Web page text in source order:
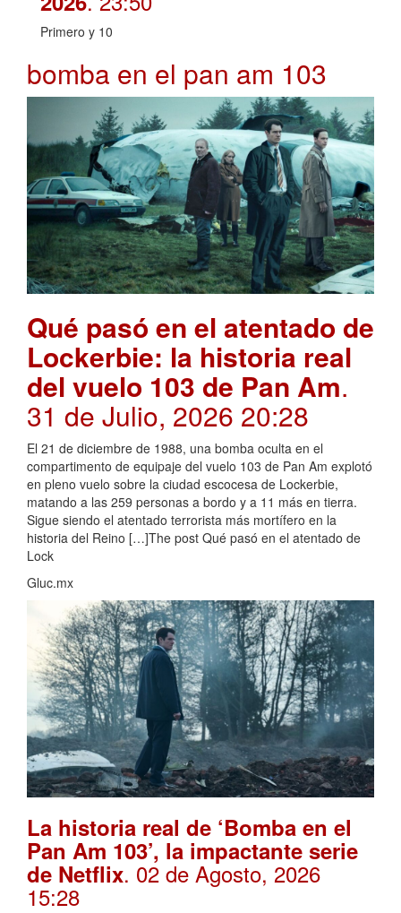
Primero y 10
bomba en el pan am 103
Qué pasó en el atentado de
Lockerbie: la historia real
del vuelo 103 de Pan Am.
31 de Julio, 2026 20:28
El 21 de diciembre de 1988, una bomba oculta en el
compartimento de equipaje del vuelo 103 de Pan Am explotó
en pleno vuelo sobre la ciudad escocesa de Lockerbie,
matando a las 259 personas a bordo y a 11 más en tierra.
Sigue siendo el atentado terrorista más mortífero en la
historia del Reino […]The post Qué pasó en el atentado de
Lock
Gluc.mx
La historia real de ‘Bomba en el
Pan Am 103’, la impactante serie
de Netflix. 02 de Agosto, 2026
15:28